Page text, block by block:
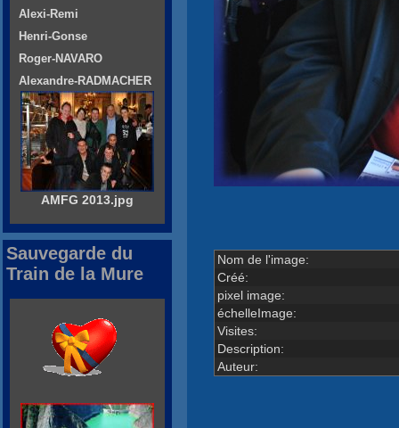
Nom de l'image:
Créé:
pixel image:
échelleImage:
Visites:
Description:
Auteur:
Alexi-Remi
Henri-Gonse
Roger-NAVARO
Alexandre-RADMACHER
AMFG 2013.jpg
Sauvegarde du
Train de la Mure